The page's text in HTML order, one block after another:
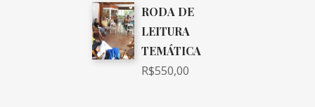
RODA DE
LEITURA
TEMÁTICA
R$550,00